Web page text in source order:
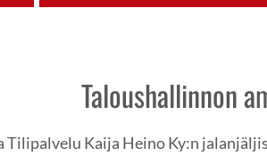
Taloushallinnon
Kaija Heino Ky:n